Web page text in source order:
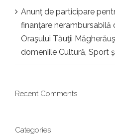
Anunț de participare
finanţare
Oraşului Tăuţii
domeniile Cultură, Sport
Recent Comments
Categories